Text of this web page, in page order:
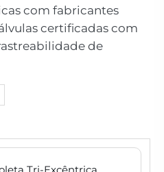
com fabricantes
certificadas com
de